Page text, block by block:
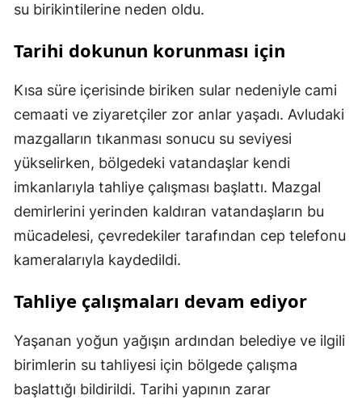
su birikintilerine neden oldu.
Tarihi dokunun korunması için
Kısa süre içerisinde biriken sular nedeniyle cami
cemaati ve ziyaretçiler zor anlar yaşadı. Avludaki
mazgalların tıkanması sonucu su seviyesi
yükselirken, bölgedeki vatandaşlar kendi
imkanlarıyla tahliye çalışması başlattı. Mazgal
demirlerini yerinden kaldıran vatandaşların bu
mücadelesi, çevredekiler tarafından cep telefonu
kameralarıyla kaydedildi.
Tahliye çalışmaları devam ediyor
Yaşanan yoğun yağışın ardından belediye ve ilgili
birimlerin su tahliyesi için bölgede çalışma
başlattığı bildirildi. Tarihi yapının zarar